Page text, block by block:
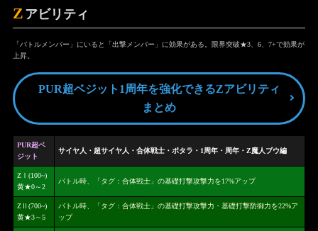
Z アビリティ
「バトルメンバー」にいると「出撃メンバー」に効果がある。限界突破★3、6、7+で効果が
上昇。
PUR超ベジット1周年を強化できるZアビリティ
まとめ
PUR超ベ
ジット
サイヤ人・超サイヤ人・合体戦士・ポタラ・1周年・周年・Z魔人ブウ編
ZⅠ(100~)
黄★0～2
バトル時、「タグ：合体戦士」の基礎打撃攻撃力を17%アップ
ZⅡ(700~)
黄★3～5
バトル時、「タグ：合体戦士」の基礎打撃攻撃力・基礎打撃防御力を22%ア
ップ